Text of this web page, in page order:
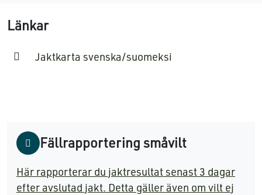
Länkar
Jaktkarta svenska/suomeksi
Fällrapportering småvilt
Här rapporterar du jaktresultat senast 3 dagar
efter avslutad jakt. Detta gäller även om vilt ej